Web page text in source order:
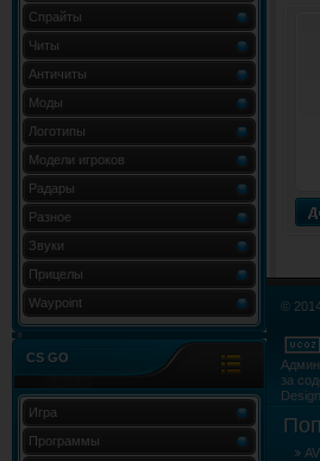
Спрайты
Читы
Античиты
Моды
Логотипы
Модели игроков
Радары
Разное
Звуки
Прицелы
Waypoint
CS GO
Игра
Программы
©
за